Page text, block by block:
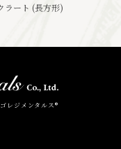
ート (長方形)
レジメンタルス®